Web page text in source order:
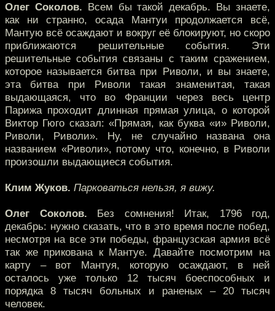
Олег Соколов. Всем бы такой декабрь. Вы знаете,
как ни странно, осада Мантуи продолжается всё,
Мантую всё осаждают и вокруг её блокируют, но скоро
приближаются решительные события. Эти
решительные события связаны с таким сражением,
которое называется битва при Риволи, и вы знаете,
эта битва при Риволи такая знаменитая, такая
выдающаяся, что во Франции через весь центр
Парижа проходит длинная прямая улица, о которой
Виктор Гюго сказал: «Прямая, как буква «и» Риволи,
Риволи, Риволи». Ну, не случайно названа она
названием «Риволи», потому что, конечно, в Риволи
произошли выдающиеся события.
Клим Жуков. Парковаться нельзя, я вижу.
Олег Соколов. Без сомнения! Итак, 1796 год,
декабрь: нужно сказать, что в это время после побед,
несмотря на все эти победы, французская армия всё
так же прикована к Мантуе. Давайте посмотрим на
карту – вот Мантуя, которую осаждают, в ней
осталось уже только 12 тысяч боеспособных и
порядка 8 тысяч больных и раненых – 20 тысяч
человек.